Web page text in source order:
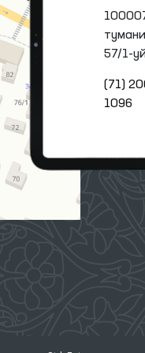
57/1-уй
(71)
1096